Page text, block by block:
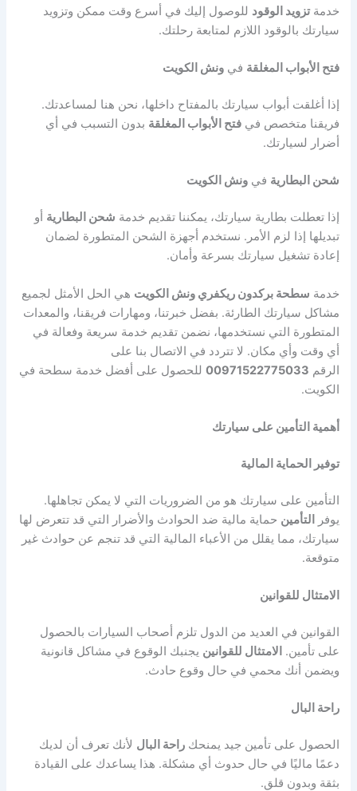
خدمةتزويد الوقود للوصول إليك في أسرع وقت ممكن وتزويد
سيارتك بالوقود اللازم لمتابعة رحلتك.
فتح الأبواب المغلقة فيونش الكويت
إذا أغلقت أبواب سيارتك بالمفتاح داخلها، نحن هنا لمساعدتك.
فريقنا متخصص فيفتح الأبواب المغلقة بدون التسبب في أي
أضرار لسيارتك.
شحن البطارية فيونش الكويت
إذا تعطلت بطارية سيارتك، يمكننا تقديم خدمة شحن البطارية أو
تبديلها إذا لزم الأمر. نستخدم أجهزة الشحن المتطورة لضمان
إعادة تشغيل سيارتك بسرعة وأمان.
خدمة سطحة بركدون ريكفري ونش الكويت هي الحل الأمثل لجميع
مشاكل سيارتك الطارئة. بفضل خبرتنا، ومهارات فريقنا، والمعدات
المتطورة التي نستخدمها، نضمن تقديم خدمة سريعة وفعالة في
أي وقت وأي مكان. لا تتردد في الاتصال بنا على
الرقم 00971522775033 للحصول على أفضل خدمة سطحة في
الكويت.
أهمية التأمين على سيارتك
توفير الحماية المالية
التأمين على سيارتك هو من الضروريات التي لا يمكن تجاهلها.
يوفر
التأمين حماية مالية ضد الحوادث والأضرار التي قد تتعرض لها
سيارتك، مما يقلل من الأعباء المالية التي قد تنجم عن حوادث غير
متوقعة.
الامتثال للقوانين
القوانين في العديد من الدول تلزم أصحاب السيارات بالحصول
على تأمين. الامتثال للقوانين يجنبك الوقوع في مشاكل قانونية
ويضمن أنك محمي في حال وقوع حادث.
راحة البال
الحصول على تأمين جيد يمنحكراحة البال لأنك تعرف أن لديك
دعمًا ماليًا في حال حدوث أي مشكلة. هذا يساعدك على القيادة
بثقة وبدون قلق.